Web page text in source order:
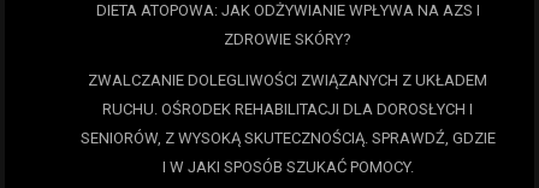
DIETA ATOPOWA: JAK ODŻYWIANIE WPŁYWA NA AZS I
ZDROWIE SKÓRY?
ZWALCZANIE DOLEGLIWOŚCI ZWIĄZANYCH Z UKŁADEM
RUCHU. OŚRODEK REHABILITACJI DLA DOROSŁYCH I
SENIORÓW, Z WYSOKĄ SKUTECZNOŚCIĄ. SPRAWDŹ, GDZIE
I W JAKI SPOSÓB SZUKAĆ POMOCY.